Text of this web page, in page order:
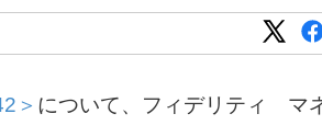
＞ について、フィデリティ マ